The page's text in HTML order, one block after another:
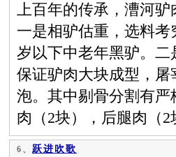
上百年的传承，漕河
一是相驴估重，选料
岁以下中老年黑驴。
保证驴肉大块成型，
泡。其中剔骨分割有
肉（2块），后腿肉（
6、 跃进吹歌